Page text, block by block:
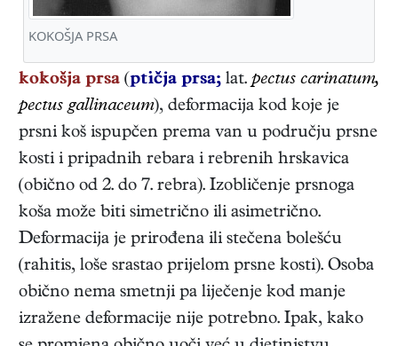
KOKOŠJA PRSA
kokošja prsa (ptičja prsa; lat.pectus carinatum,
pectus gallinaceum), deformacija kod koje je
prsni koš ispupčen prema van u području prsne
kosti i pripadnih rebara i rebrenih hrskavica
(obično od 2. do 7. rebra). Izobličenje prsnoga
koša može biti simetrično ili asimetrično.
Deformacija je prirođena ili stečena bolešću
(rahitis, loše srastao prijelom prsne kosti). Osoba
obično nema smetnji pa liječenje kod manje
izražene deformacije nije potrebno. Ipak, kako